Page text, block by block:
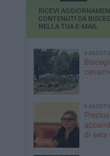
RICEVI
CONTENUTI DA
NELLA TUA E-MAIL
6
6
di sera